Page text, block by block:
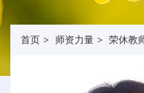
首页 > 师资力量 > 荣休教